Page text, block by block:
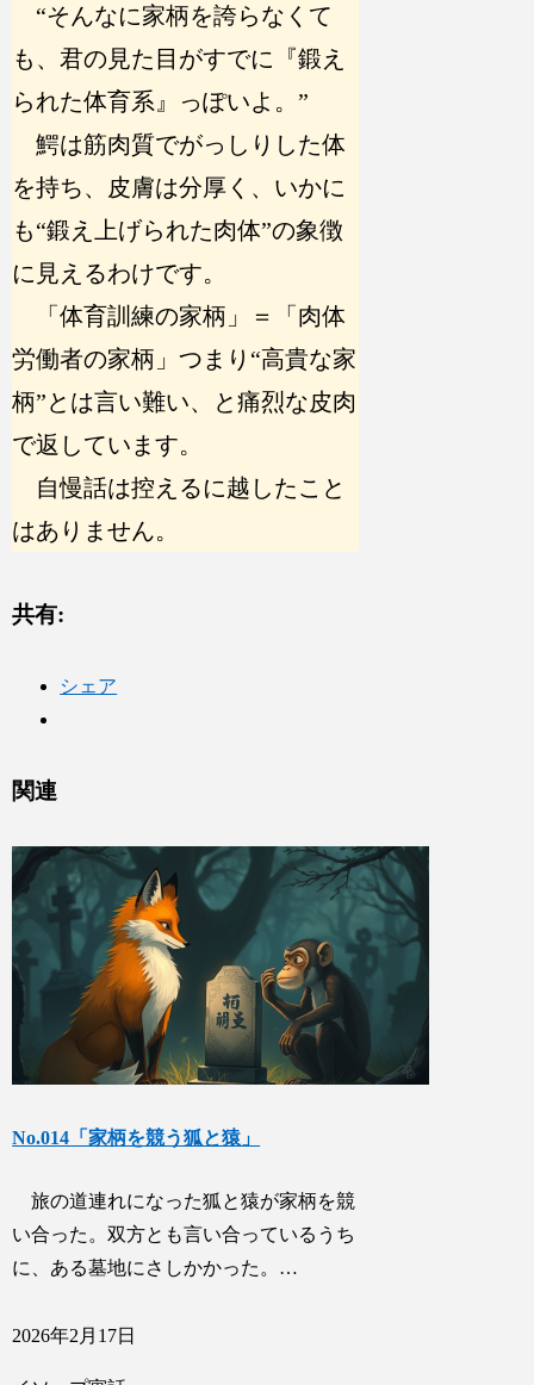
“そんなに家柄を誇らなくて
も、君の見た目がすでに『鍛え
られた体育系』っぽいよ。”
鰐は筋肉質でがっしりした体
を持ち、皮膚は分厚く、いかに
も“鍛え上げられた肉体”の象徴
に見えるわけです。
「体育訓練の家柄」＝「肉体
労働者の家柄」つまり“高貴な家
柄”とは言い難い、と痛烈な皮肉
で返しています。
自慢話は控えるに越したこと
はありません。
共有:
シェア
関連
No.014「家柄を競う狐と猿」
旅の道連れになった狐と猿が家柄を競
い合った。双方とも言い合っているうち
に、ある墓地にさしかかった。…
2026年2月17日